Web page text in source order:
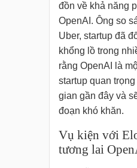
đồn về khả năng
OpenAI. Ông so
Uber, startup đã
khổng lồ trong
rằng OpenAI là
startup quan
gian gần đây và
đoạn khó khăn.
Vụ kiện với
tương lai